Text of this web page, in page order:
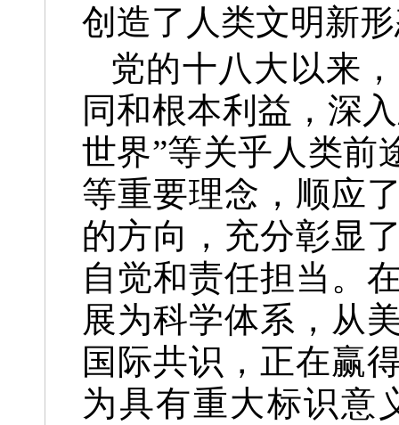
创造了人类文明新
党的十八大以来
同和根本利益，深
世界”等关乎人类前
等重要理念，顺应
的方向，充分彰显
自觉和责任担当。
展为科学体系，从
国际共识，正在赢
为具有重大标识意